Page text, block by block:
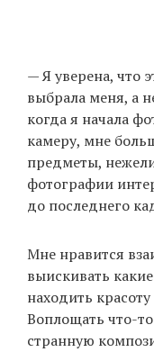
— Я уверена, что
выбрала меня, а
когда я начала
камеру, мне
предметы,
фотографии
до последнего
Мне нравится
выискивать
находить
Воплощать что-
странную